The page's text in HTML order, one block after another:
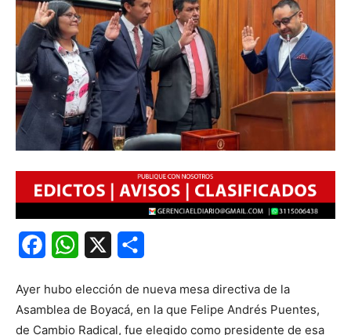
FacebookWhatsApp
Ayer hubo elección de nueva mesa directiva de la
Asamblea de Boyacá, en la que Felipe Andrés Puentes,
de Cambio Radical, fue elegido como presidente de esa